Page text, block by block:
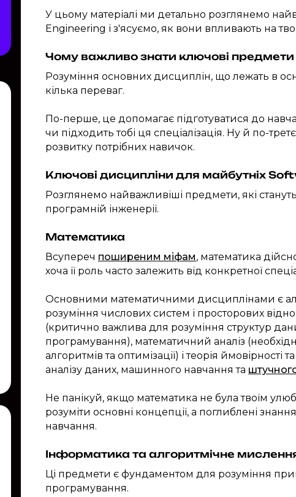
У цьому матеріалі ми детально розглянемо
Engineering і з'ясуємо, як вони впливають на
Чому важливо знати ключові предмети
Розуміння основних дисциплін, що лежать в
кілька переваг.
По-перше, це допомагає підготуватися до
чи підходить тобі ця спеціалізація. Ну й по-
розвитку потрібних навичок.
Ключові дисципліни для майбутніх
Розглянемо найважливіші предмети, які
програмній інженерії.
Математика
Всупереч поширеним міфам, математика
хоча її роль часто залежить від конкретної
Основними математичними дисциплінами є
розуміння числових систем і просторових
(критично важлива для розуміння структур
програмування), математичний аналіз
алгоритмів та оптимізації) і теорія
аналізу даних, машинного навчання та
Не панікуй, якщо математика не була твоїм
розуміти основні концепції, а поглиблені
навчання.
Інформатика та алгоритмічне
Ці предмети є фундаментом для розуміння
програмування.